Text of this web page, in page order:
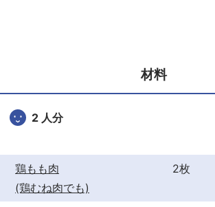
o
o
材料
2 人分
鶏もも肉
(鶏むね肉でも)
2枚